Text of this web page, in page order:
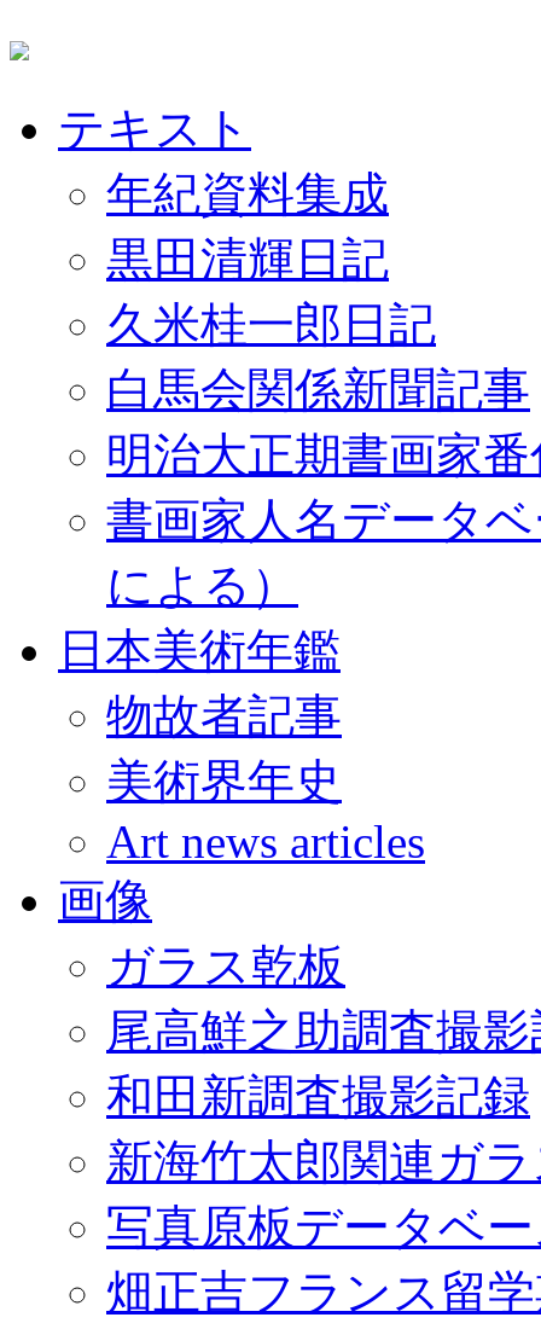
テキスト
年紀資料集成
黒田清輝日記
久米桂一郎日記
白馬会関係新聞記事
明治大正期書画家
書画家人名データ
による）
日本美術年鑑
物故者記事
美術界年史
Art news articles
画像
ガラス乾板
尾高鮮之助調査撮
和田新調査撮影記録
新海竹太郎関連ガ
写真原板データベ
畑正吉フランス留